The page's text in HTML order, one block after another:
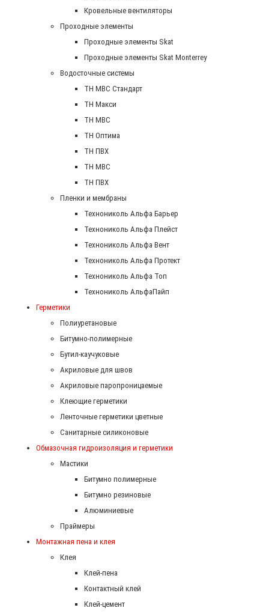
Кровельные вентиляторы
Проходные элементы
Проходные элементы Skat
Проходные элементы Skat Monterrey
Водосточные системы
TH MBC Стандарт
TH Макси
TH МВС
TH Оптима
TH ПВХ
ТН МВС
ТН ПВХ
Пленки и мембраны
Технониколь Альфа Барьер
Технониколь Альфа Плейст
Технониколь Альфа Вент
Технониколь Альфа Протект
Технониколь Альфа Топ
Технониколь АльфаПайп
Герметики
Полиуретановые
Битумно-полимерные
Бутил-каучуковые
Акриловые для швов
Акриловые паропроницаемые
Клеющие герметики
Ленточные герметики цветные
Санитарные силиконовые
Обмазочная гидроизоляция и герметики
Мастики
Битумно полимерные
Битумно резиновые
Алюминиевые
Праймеры
Монтажная пена и клея
Клея
Клей-пена
Контактный клей
Клей-цемент